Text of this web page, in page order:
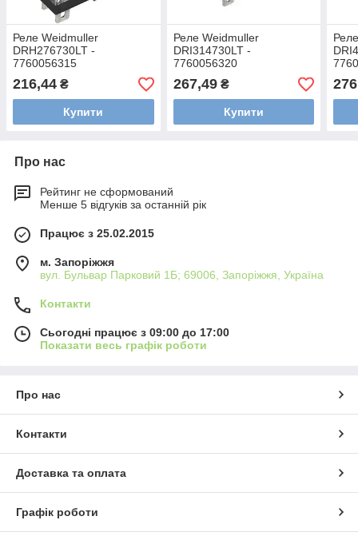
Реле Weidmuller
DRH276730LT -
7760056315
216,44 ₴
Купити
Реле Weidmuller
DRI314730LT -
7760056320
267,49₴
Купити
Про нас
Рейтинг не сформований
Менше 5 відгуків за останній рік
Працює з 25.02.2015
м. Запоріжжя
вул. Бульвар Парковий 1Б; 69006, Запоріжжя, Україна
Контакти
Сьогодні працює з 09:00 до 17:00
Показати весь графік роботи
Про нас
Контакти
Доставка та оплата
Графік роботи